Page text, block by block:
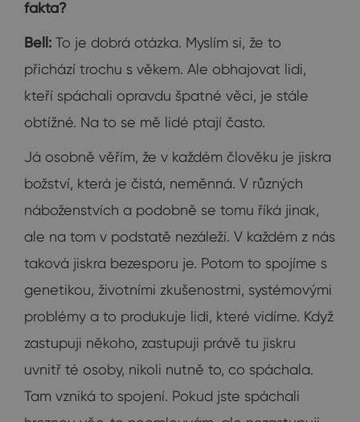
fakta?
Bell: To je dobrá otázka. Myslím si, že to
přichází trochu s věkem. Ale obhajovat lidi,
kteří spáchali opravdu špatné věci, je stále
obtížné. Na to se mě lidé ptají často.
Já osobně věřím, že v každém člověku je jiskra
božství, která je čistá, neměnná. V různých
náboženstvích a podobně se tomu říká jinak,
ale na tom v podstatě nezáleží. V každém z nás
taková jiskra bezesporu je. Potom to spojíme s
genetikou, životními zkušenostmi, systémovými
problémy a to produkuje lidi, které vidíme. Když
zastupuji někoho, zastupuji právě tu jiskru
uvnitř té osoby, nikoli nutně to, co spáchala.
Tam vzniká to spojení. Pokud jste spáchali